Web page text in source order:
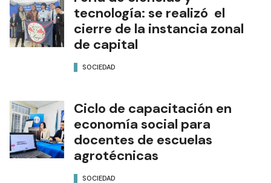
tecnología: se realizó el
cierre de la instancia zonal
de capital
SOCIEDAD
Ciclo de capacitación en
economía social para
docentes de escuelas
agrotécnicas
SOCIEDAD